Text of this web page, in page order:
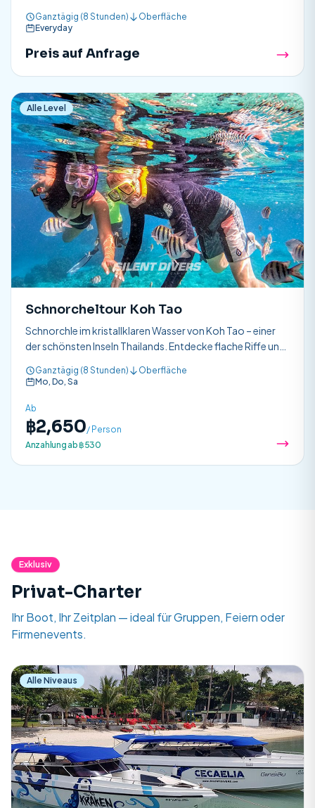
kristallklaren Lagunen.
Ganztägig (8 Stunden)
Oberfläche
Everyday
Preis auf Anfrage
Alle Level
Schnorcheltour Koh Tao
Schnorchle im kristallklaren Wasser von Koh Tao – einer
der schönsten Inseln Thailands. Entdecke flache Riffe und
Ganztägig (8 Stunden)
Oberfläche
Mo, Do, Sa
Ab
฿2,650/ Person
Anzahlung ab ฿530
Exklusiv
Privat-Charter
Ihr Boot, Ihr Zeitplan — ideal für Gruppen, Feiern oder
Firmenevents.
Alle Niveaus